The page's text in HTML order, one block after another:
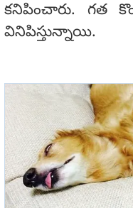
కనిపించారు. గత
వినిపిస్తున్నాయి.